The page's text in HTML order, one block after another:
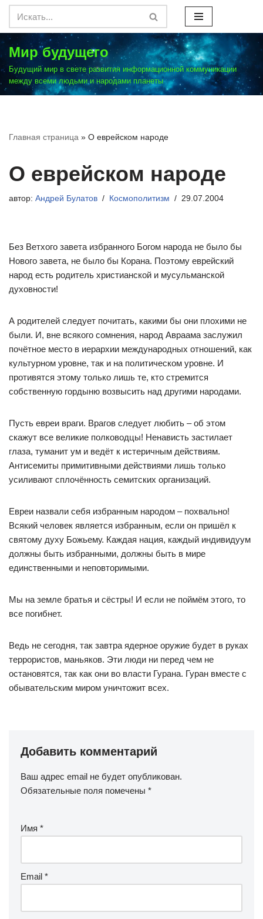
Перейти
к
содержимому
Мир будущего
Будущий мир в свете развития информационной коммуникации
между всеми людьми и народами планеты
Главная страница » О еврейском народе
О еврейском народе
автор: Андрей Булатов Космополитизм 29.07.2004
Без Ветхого завета избранного Богом народа не было бы
Нового завета, не было бы Корана. Поэтому еврейский
народ есть родитель христианской и мусульманской
духовности!
А родителей следует почитать, какими бы они плохими не
были. И, вне всякого сомнения, народ Авраама заслужил
почётное место в иерархии международных отношений, как
культурном уровне, так и на политическом уровне. И
противятся этому только лишь те, кто стремится
собственную гордыню возвысить над другими народами.
Пусть евреи враги. Врагов следует любить – об этом
скажут все великие полководцы! Ненависть застилает
глаза, туманит ум и ведёт к истеричным действиям.
Антисемиты примитивными действиями лишь только
усиливают сплочённость семитских организаций.
Евреи назвали себя избранным народом – похвально!
Всякий человек является избранным, если он пришёл к
святому духу Божьему. Каждая нация, каждый индивидуум
должны быть избранными, должны быть в мире
единственными и неповторимыми.
Мы на земле братья и сёстры! И если не поймём этого, то
все погибнет.
Ведь не сегодня, так завтра ядерное оружие будет в руках
террористов, маньяков. Эти люди ни перед чем не
остановятся, так как они во власти Гурана. Гуран вместе с
обывательским миром уничтожит всех.
Добавить комментарий
Ваш адрес email не будет опубликован.
Обязательные поля помечены *
Имя *
Email *